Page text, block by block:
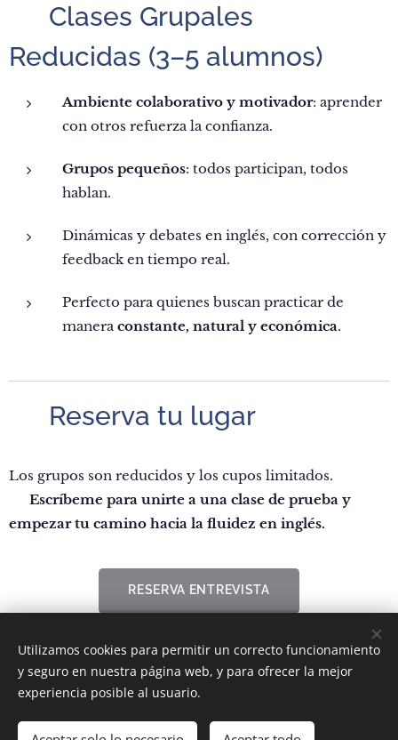
👥 Clases Grupales
Reducidas (3–5 alumnos)
Ambiente colaborativo y motivador: aprender
con otros refuerza la confianza.
Grupos pequeños: todos participan, todos
hablan.
Dinámicas y debates en inglés, con corrección y
feedback en tiempo real.
Perfecto para quienes buscan practicar de
maneraconstante, natural y económica.
📩 Reserva tu lugar
Los grupos son reducidos y los cupos limitados.
Escríbeme para unirte a una clase de prueba y
empezar tu camino hacia la fluidez en inglés.
RESERVA ENTREVISTA
Milton Viera - Speak Active English @2020-2026
@clasesdeinglésconversacional
Utilizamos cookies para permitir un correcto funcionamiento
y seguro en nuestra página web, y para ofrecer la mejor
experiencia posible al usuario.